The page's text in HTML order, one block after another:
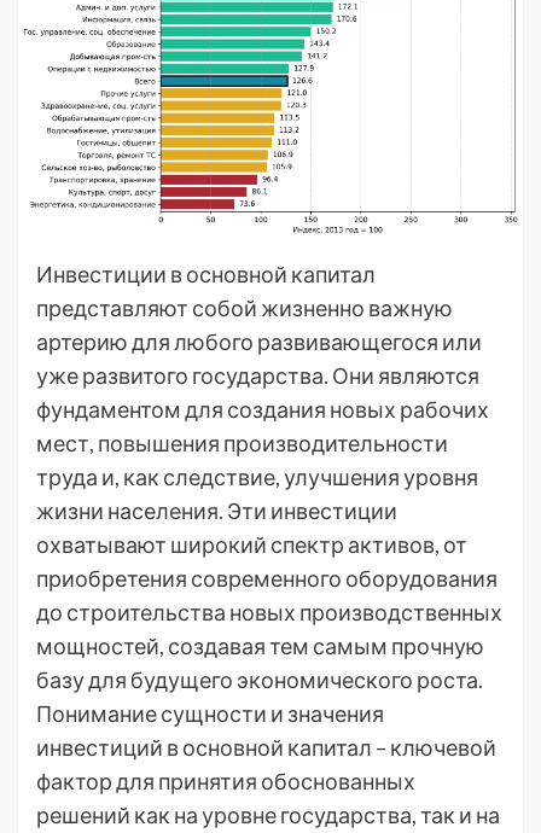
Инвестиции в основной капитал
представляют собой жизненно важную
артерию для любого развивающегося или
уже развитого государства. Они являются
фундаментом для создания новых рабочих
мест, повышения производительности
труда и, как следствие, улучшения уровня
жизни населения. Эти инвестиции
охватывают широкий спектр активов, от
приобретения современного оборудования
до строительства новых производственных
мощностей, создавая тем самым прочную
базу для будущего экономического роста.
Понимание сущности и значения
инвестиций в основной капитал – ключевой
фактор для принятия обоснованных
решений как на уровне государства, так и на